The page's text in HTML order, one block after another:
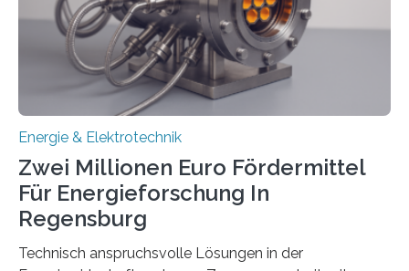
Denn ohne Anschluss an das Netz kann kein Strom
eingespeist werden. Nach dem Erneuerbare-Energien-
Gesetz (EEG) sind Netzbetreiber…
Energie & Elektrotechnik
Zwei Millionen Euro Fördermittel
Für Energieforschung In
Regensburg
Technisch anspruchsvolle Lösungen in der